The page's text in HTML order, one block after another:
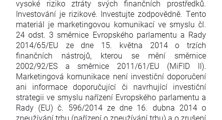
vysoké riziko ztráty svých finančních prostředků.
Investování je rizikové. Investujte zodpovědně. Tento
materiál je marketingovou komunikací ve smyslu čl.
24 odst. 3 směrnice Evropského parlamentu a Rady
2014/65/EU ze dne 15. května 2014 o trzích
finančních nástrojů, kterou se mění směrnice
2002/92/ES a směrnice 2011/61/EU (MiFID II).
Marketingová komunikace není investiční doporučení
ani informace doporučující či navrhující investiční
strategii ve smyslu nařízení Evropského parlamentu a
Rady (EU) č. 596/2014 ze dne 16. dubna 2014 o
zneužívání trhu (nařízení o zneužívání trhu) a o zrušení